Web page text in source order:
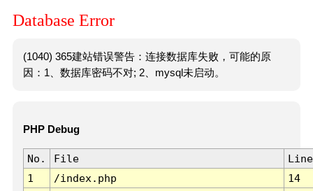
Database Error
(1040) 365建站错误警告：连接数据库失败，可能的原
因：1、数据库密码不对; 2、mysql未启动。
PHP Debug
No. File
Line
1
/index.php 14